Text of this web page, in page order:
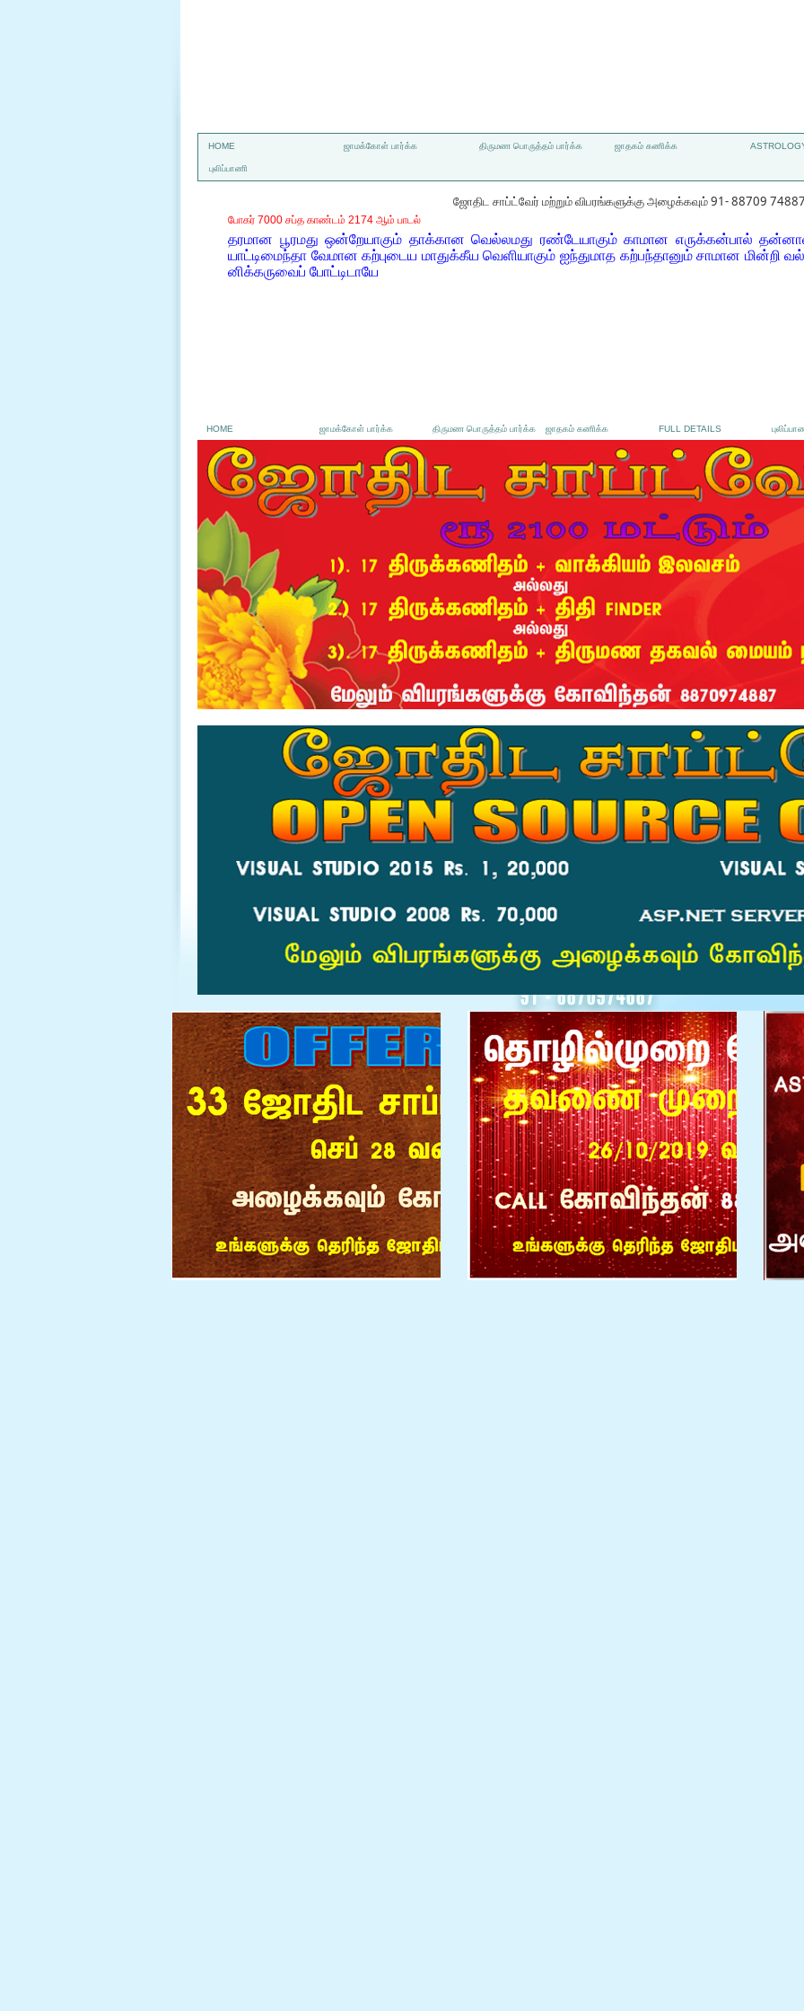
HOME ஜாமக்கோள் பார்க்க திருமண பொருத்தம் பார்க்க ஜாதகம் கணிக்க
புலிப்பாணி
ஜோதிட சாப்ட்வேர் மற்றும் விபரங்களுக்கு அழைக்கவும் 91- 88709
போகர் 7000 சப்த காண்டம் 2174 ஆம் பாடல்
தரமான பூரமது ஒன்றேயாகும் தாக்கான வெல்லமது ரண்டேயாகும் காமான எருக்கன்பால்
யாட்டிமைந்தா வேமான கற்புடைய மாதுக்கீய வெளியாகும் ஐந்துமாத கற்பந்தானும் சாமான மின்றி
னிக்கருவைப் போட்டிடாயே
HOME ஜாமக்கோள் பார்க்க திருமண பொருத்தம் பார்க்க ஜாதகம் கணிக்க FULL DETAILS